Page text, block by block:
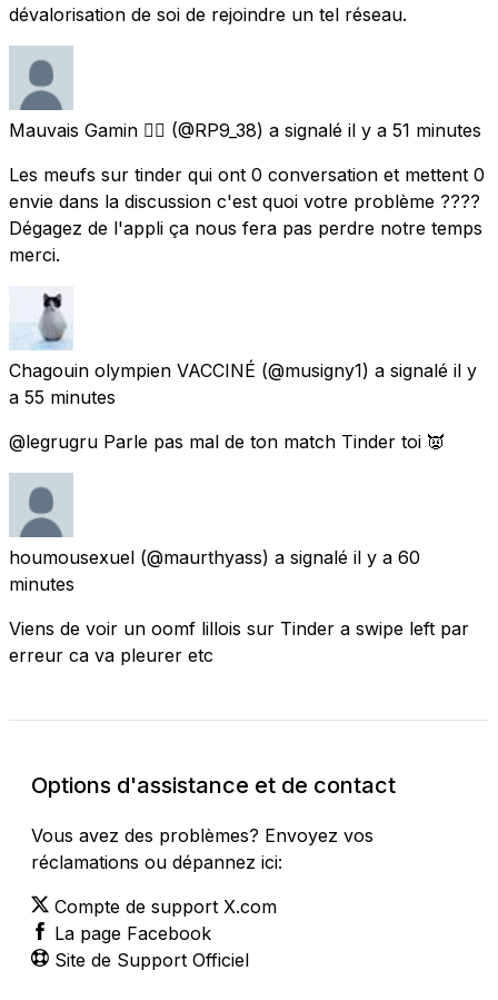
dévalorisation de soi de rejoindre un tel réseau.
Mauvais Gamin 🕵‍♂️ (@RP9_38) a signalé il y a 51 minutes
Les meufs sur tinder qui ont 0 conversation et mettent 0
envie dans la discussion c'est quoi votre problème ????
Dégagez de l'appli ça nous fera pas perdre notre temps
merci.
Chagouin olympien VACCINÉ (@musigny1) a signalé il y
a 55 minutes
@legrugru Parle pas mal de ton match Tinder toi 👿
houmousexuel (@maurthyass) a signalé il y a 60
minutes
Viens de voir un oomf lillois sur Tinder a swipe left par
erreur ca va pleurer etc
Options d'assistance et de contact
Vous avez des problèmes? Envoyez vos
réclamations ou dépannez ici:
Compte de support X.com
La page Facebook
Site de Support Officiel